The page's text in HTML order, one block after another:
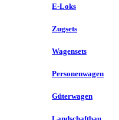
E-Loks
Zugsets
Wagensets
Personenwagen
Güterwagen